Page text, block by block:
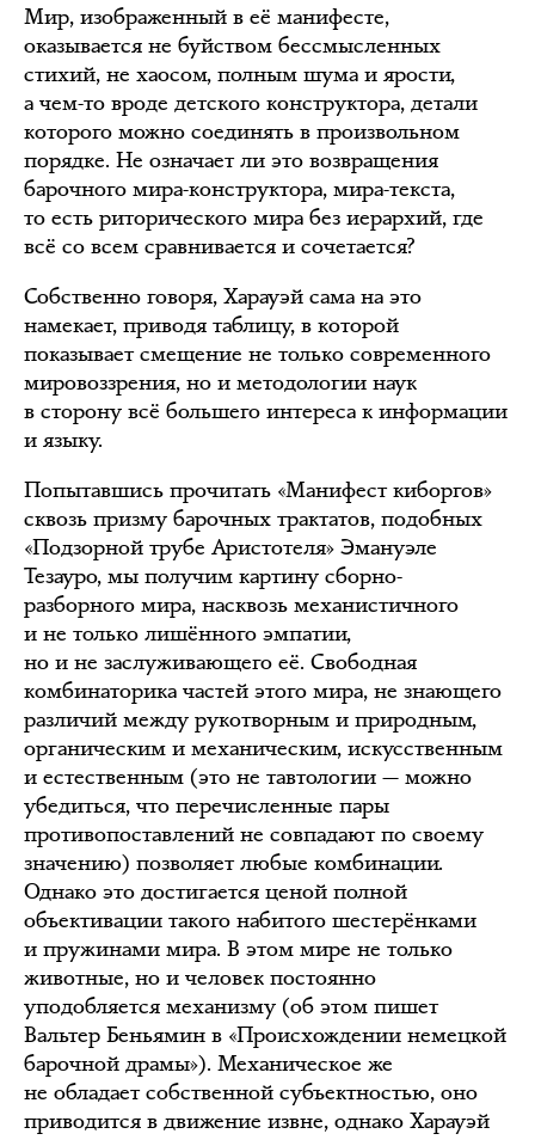
Мир, изображенный в её манифесте,
оказывается не буйством бессмысленных
стихий, не хаосом, полным шума и ярости,
а чем-то вроде детского конструктора, детали
которого можно соединять в произвольном
порядке. Не означает ли это возвращения
барочного мира-конструктора, мира-текста,
то есть риторического мира без иерархий, где
всё со всем сравнивается и сочетается?
Собственно говоря, Харауэй сама на это
намекает, приводя таблицу, в которой
показывает смещение не только современного
мировоззрения, но и методологии наук
в сторону всё большего интереса к информации
и языку.
Попытавшись прочитать «Манифест киборгов»
сквозь призму барочных трактатов, подобных
«Подзорной трубе Аристотеля» Эмануэле
Тезауро, мы получим картину сборно-
разборного мира, насквозь механистичного
и не только лишённого эмпатии,
но и не заслуживающего её. Свободная
комбинаторика частей этого мира, не знающего
различий между рукотворным и природным,
органическим и механическим, искусственным
и естественным (это не тавтологии — можно
убедиться, что перечисленные пары
противопоставлений не совпадают по своему
значению) позволяет любые комбинации.
Однако это достигается ценой полной
объективации такого набитого шестерёнками
и пружинами мира. В этом мире не только
животные, но и человек постоянно
уподобляется механизму (об этом пишет
Вальтер Беньямин в «Происхождении немецкой
барочной драмы»). Механическое же
не обладает собственной субъектностью, оно
приводится в движение извне, однако Харауэй